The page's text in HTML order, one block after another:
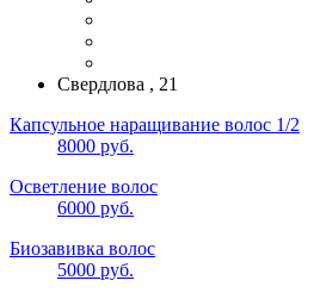
Свердлова , 21
Капсульное наращивание волос 1/2
8000 руб.
Осветление волос
6000 руб.
Биозавивка волос
5000 руб.